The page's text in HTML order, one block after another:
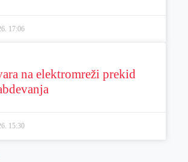
17:06
na elektromreži prekid
15:30